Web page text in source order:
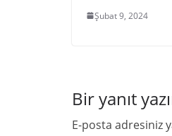
Şubat 9, 2024
Bir yanıt
E-posta adresiniz